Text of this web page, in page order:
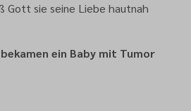
Gott sie seine Liebe hautnah
ein Baby mit Tumor